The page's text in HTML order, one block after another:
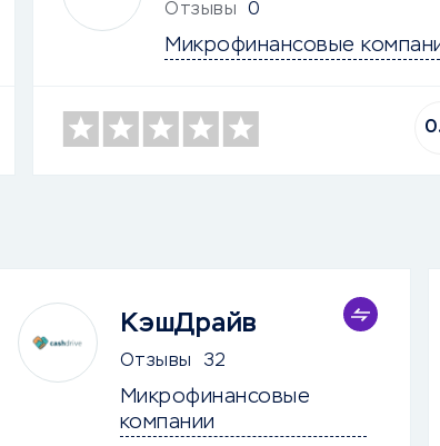
Отзывы 0
Микрофинансовые
КэшДрайв
Отзывы 32
Микрофинансовые
компании